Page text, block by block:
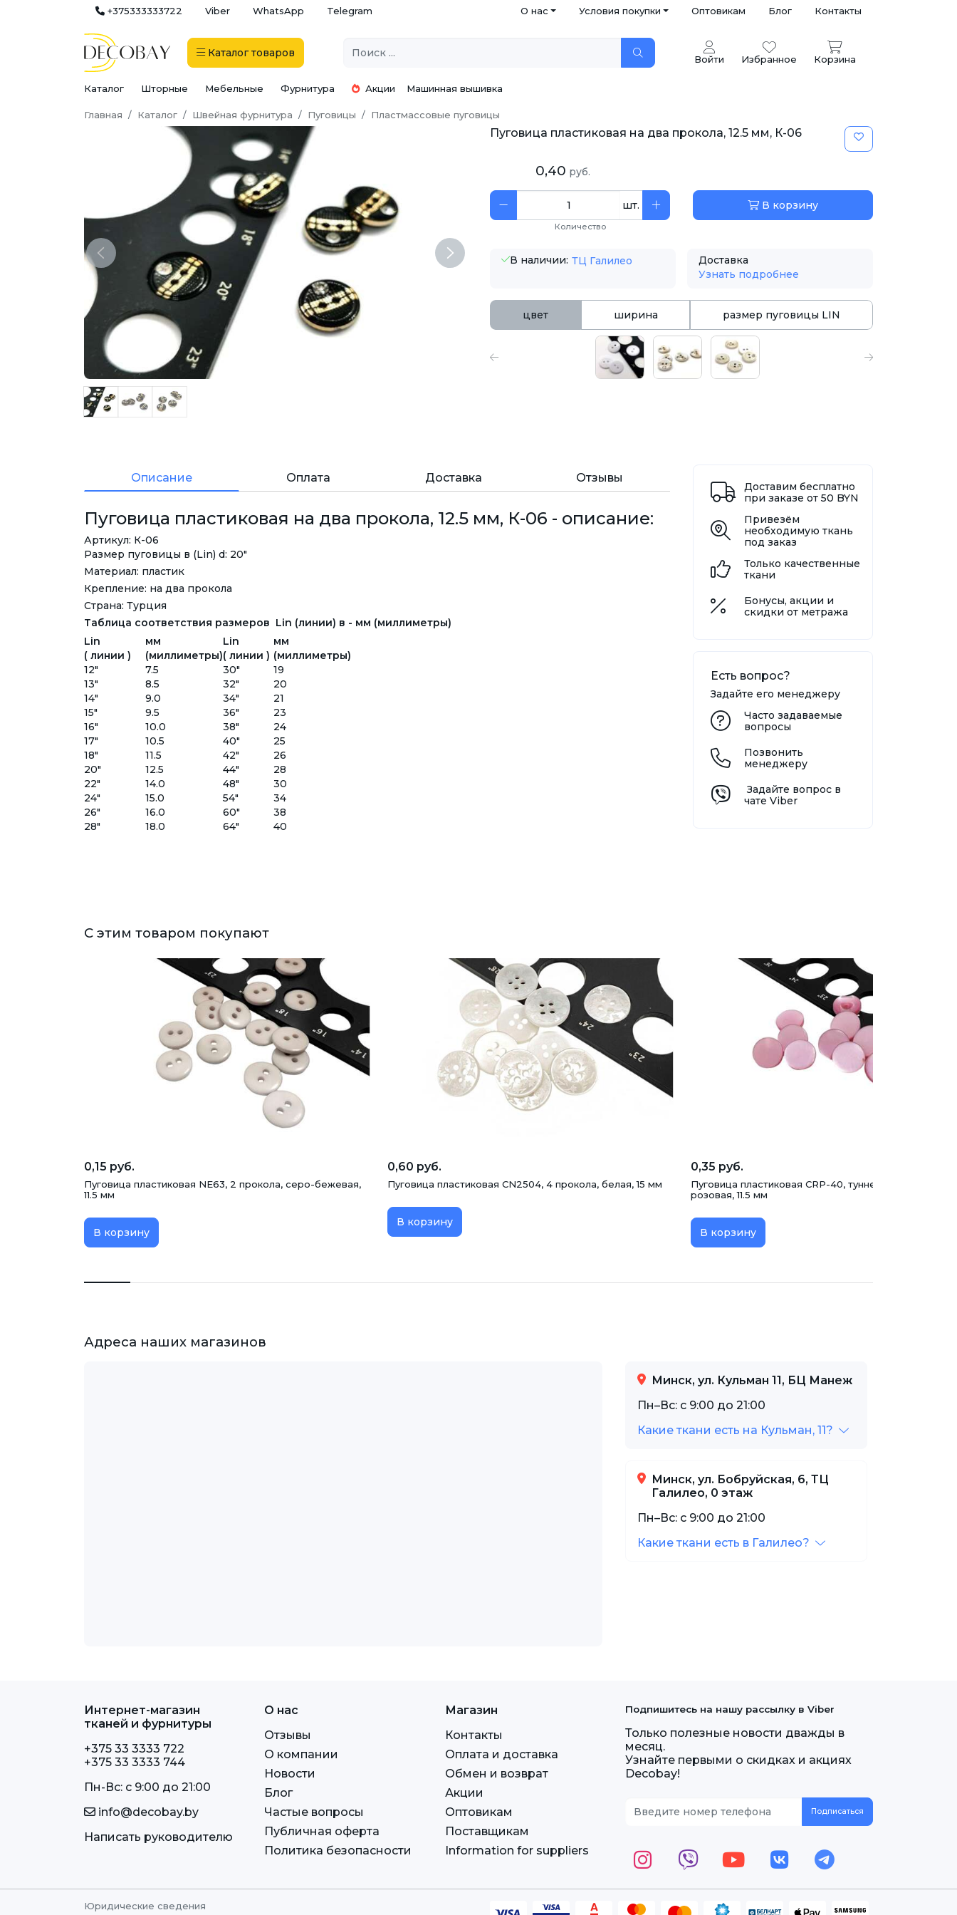
+375333333722 Viber WhatsApp Telegram О нас Условия покупки Оптовикам Блог Контакты
Каталог товаров Войти Избранное Корзина
Каталог Шторные Мебельные Фурнитура Акции Машинная вышивка
Главная Каталог Швейная фурнитура Пуговицы Пластмассовые пуговицы
Previous Next
Пуговица пластиковая на два прокола, 12.5 мм, К-06
0,40 руб.
шт.
Количество
В корзину
В наличии: ТЦ Галилео
Доставка
Узнать подробнее
цвет ширина размер пуговицы LIN
Описание Оплата Доставка Отзывы
Пуговица пластиковая на два прокола, 12.5 мм, К-06 - описание:
Артикул: К-06
Размер пуговицы в (Lin) d: 20"
Материал: пластик
Крепление: на два прокола
Страна: Турция
Таблица соответствия размеров Lin (линии) в - мм (миллиметры)
Lin
мм Lin
мм
( линии )
(миллиметры)( линии ) (миллиметры)
12"
7.5 30"
19
13"
8.5 32"
20
14"
9.0 34"
21
15"
9.5 36"
23
16"
10.0 38"
24
17"
10.5 40"
25
18"
11.5 42"
26
20"
12.5 44"
28
22"
14.0 48"
30
24"
15.0 54"
34
26"
16.0 60"
38
28"
18.0 64" 40
Доставим бесплатно
при заказе от 50 BYN
Привезём
необходимую ткань
под заказ
Только качественные
ткани
Бонусы, акции и
скидки от метража
Есть вопрос?
Задайте его менеджеру
Часто задаваемые
вопросы
Позвонить
менеджеру
Задайте вопрос в
чате Viber
С этим товаром покупают
0,15 руб.
Пуговица пластиковая NE63, 2 прокола, серо-бежевая,
11.5 мм
В корзину
0,60 руб.
Пуговица пластиковая CN2504, 4 прокола, белая, 15 мм
В корзину
0,35 руб.
Пуговица пластиковая CRP-40, туннельная, бледно-
розовая, 11.5 мм
В корзину
Адреса наших магазинов
Минск, ул. Кульман 11, БЦ Манеж
Пн–Вс: с 9:00 до 21:00
Какие ткани есть на Кульман, 11?
Минск, ул. Бобруйская, 6, ТЦ
Галилео, 0 этаж
Пн–Вс: с 9:00 до 21:00
Какие ткани есть в Галилео?
Интернет-магазин
тканей и фурнитуры
+375 33 3333 722
+375 33 3333 744
Пн-Вс: c 9:00 до 21:00
info@decobay.by
Написать руководителю
О нас
Отзывы
О компании
Новости
Блог
Частые вопросы
Публичная оферта
Политика безопасности
Магазин
Контакты
Оплата и доставка
Обмен и возврат
Акции
Оптовикам
Поставщикам
Information for suppliers
Подпишитесь на нашу рассылку в Viber
Только полезные новости дважды в
месяц.
Узнайте первыми о скидках и акциях
Decobay!
Юридические сведения